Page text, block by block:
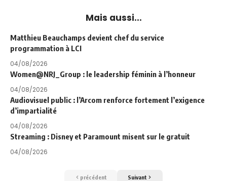
Mais aussi...
Matthieu Beauchamps devient chef du service
programmation à LCI
04/08/2026
Women@NRJ_Group : le leadership féminin à l’honneur
04/08/2026
Audiovisuel public : l’Arcom renforce fortement l’exigence
d’impartialité
04/08/2026
Streaming : Disney et Paramount misent sur le gratuit
04/08/2026
précédent Suivant